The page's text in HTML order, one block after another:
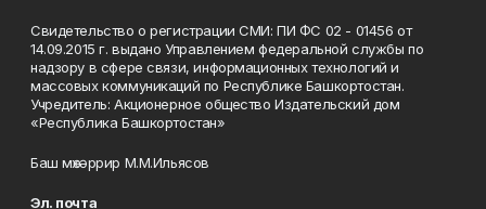
Свидетельство о регистрации СМИ: ПИ ФС 02 - 01456 от
14.09.2015 г. выдано Управлением федеральной службы по
надзору в сфере связи, информационных технологий и
массовых коммуникаций по Республике Башкортостан.
Учредитель: Акционерное общество Издательский дом
«Республика Башкортостан»
Баш мөхәррир М.М.Ильясов
Эл. почта